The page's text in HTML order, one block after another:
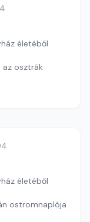
életéből
az osztrák
életéből
ostromnaplója